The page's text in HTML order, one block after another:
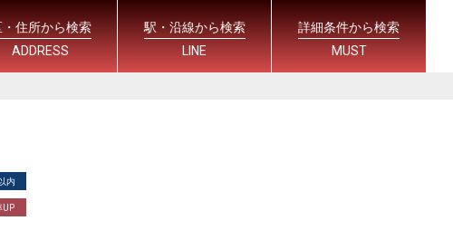
・住所から検索
ADDRESS
駅・沿線から検索
LINE
詳細条件から検索
MUST
内
UP